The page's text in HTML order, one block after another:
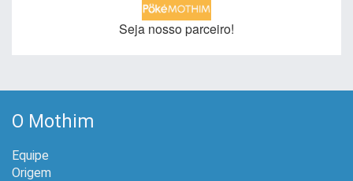
Seja nosso parceiro!
O Mothim
Equipe
Origem